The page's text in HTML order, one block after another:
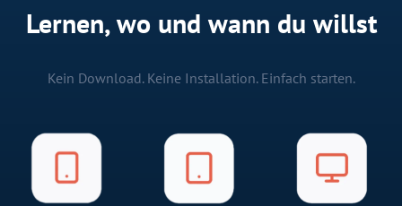
Lernen, wo und wann du willst
Kein Download. Keine Installation. Einfach starten.